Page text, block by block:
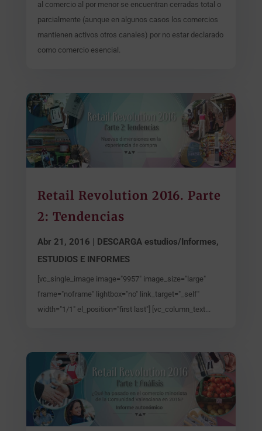
al comercio al por menor se encuentran cerradas total o
parcialmente (aunque en algunos casos los comercios
mantienen activos otros canales) por no estar declarado
como comercio esencial.
Retail Revolution 2016. Parte
2: Tendencias
Abr 21, 2016 | DESCARGA estudios/Informes,
ESTUDIOS E INFORMES
[vc_single_image image="9957" image_size="large"
frame="noframe" lightbox="no" link_target="_self"
width="1/1" el_position="first last"] [vc_column_text...